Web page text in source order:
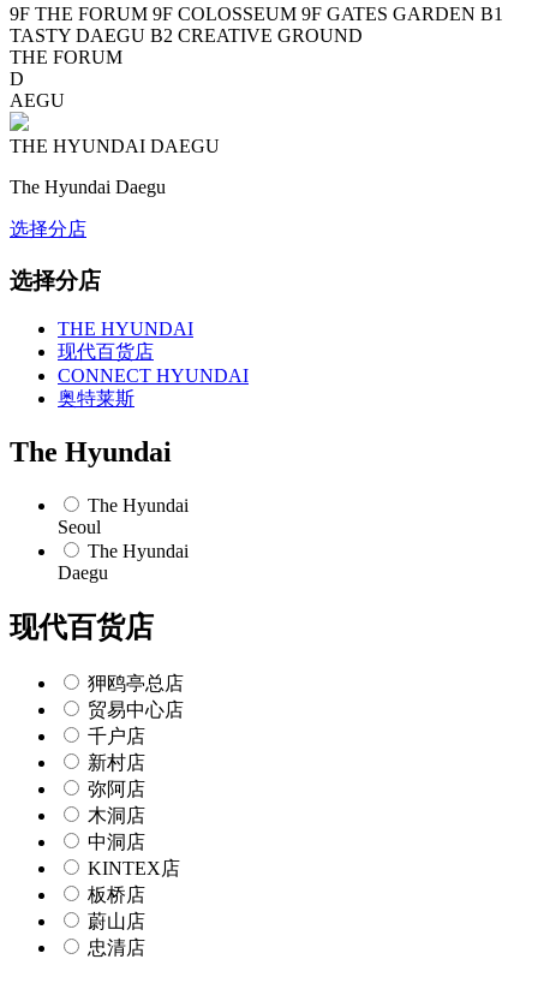
9F THE FORUM 9F COLOSSEUM 9F GATES GARDEN B1
TASTY DAEGU B2 CREATIVE GROUND
THE FORUM
D
AEGU
THE HYUNDAI DAEGU
The Hyundai Daegu
选择分店
选择分店
THE HYUNDAI
现代百货店
CONNECT HYUNDAI
奥特莱斯
The Hyundai
The Hyundai
Seoul
The Hyundai
Daegu
现代百货店
狎鸥亭总店
贸易中心店
千户店
新村店
弥阿店
木洞店
中洞店
KINTEX店
板桥店
蔚山店
忠清店